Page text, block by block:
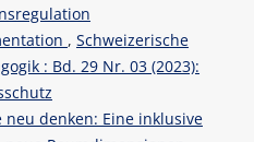
, Schweizerische
: Bd. 29 Nr. 03 (2023):
neu denken: Eine inklusive